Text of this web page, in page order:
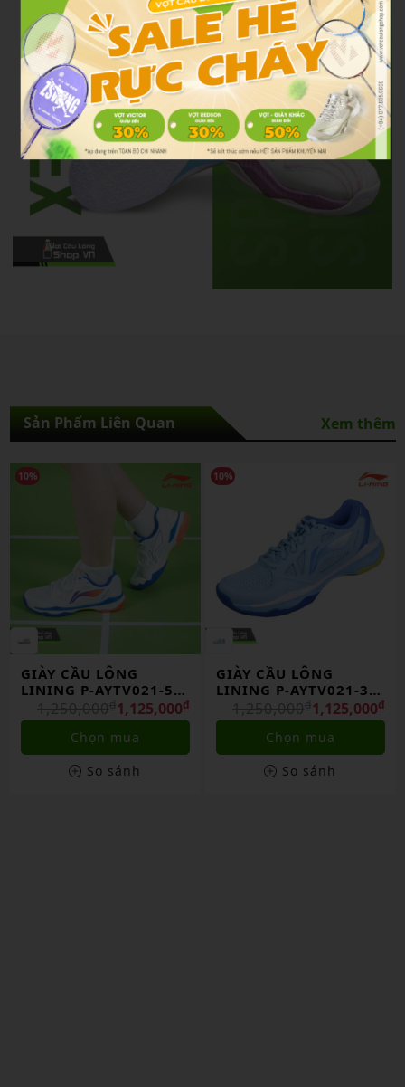
Sản Phẩm Liên Quan Xem thêm
10%
GIÀY CẦU LÔNG
LINING P-AYTV021-5
CHÍNH HÃNG1,125,000₫
1,250,000₫
Chọn mua
So sánh
10%
GIÀY CẦU LÔNG
LINING P-AYTV021-3
CHÍNH HÃNG1,125,000₫
1,250,000₫
Chọn mua
So sánh